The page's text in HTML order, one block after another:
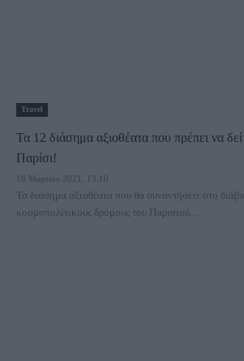
Travel
Τα 12 διάσημα αξιοθέατα που πρέπει να
Παρίσι!
16 Μαρτίου 2021, 13:10
Τα διάσημα αξιοθέατα που θα συναντήσετε στο
κοσμοπολίτικους δρόμους του Παρισιού...